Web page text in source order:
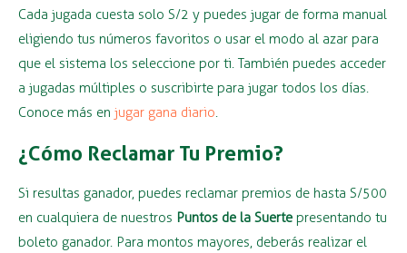
Cada jugada cuesta solo S/2 y puedes jugar de forma manual
eligiendo tus números favoritos o usar el modo al azar para
que el sistema los seleccione por ti. También puedes acceder
a jugadas múltiples o suscribirte para jugar todos los días.
Conoce más en jugar gana diario.
¿Cómo Reclamar Tu Premio?
Si resultas ganador, puedes reclamar premios de hasta S/500
en cualquiera de nuestros Puntos de la Suerte presentando tu
boleto ganador. Para montos mayores, deberás realizar el